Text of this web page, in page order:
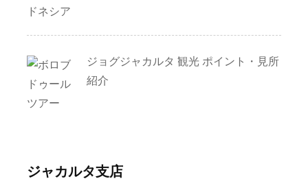
ジョグジャカルタ 観光 ポイント・見所
紹介
ジャカルタ支店